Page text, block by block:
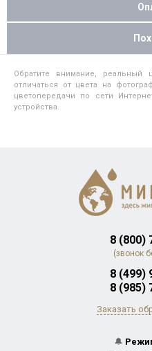
Обратите внимание, реальный
отличаться от цвета на
цветопередачи по сети
устройства.
8 (800)
(звонок
8 (499)
8 (985)
Заказать
🔔